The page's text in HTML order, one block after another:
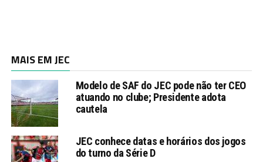
MAIS EM JEC
Modelo de SAF do JEC pode não ter CEO
atuando no clube; Presidente adota
cautela
JEC conhece datas e horários dos jogos
do turno da Série D